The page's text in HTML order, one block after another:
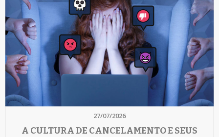
27/07/2026
A CULTURA DE CANCELAMENTO E SEUS